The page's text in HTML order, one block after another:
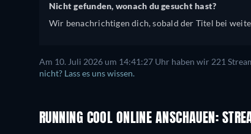
Nicht gefunden, wonach du gesucht hast?
Wir benachrichtigen dich, sobald der Titel bei
Am 10. Juli 2026 um 14:41:27 Uhr haben wir 221
nicht? Lass es uns wissen.
RUNNING COOL ONLINE ANSCHAUEN: